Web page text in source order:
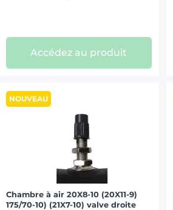
Accédez au produit
NOUVEAU
Chambre à air 20X8-10 (20X11-9)
175/70-10) (21X7-10) valve droite